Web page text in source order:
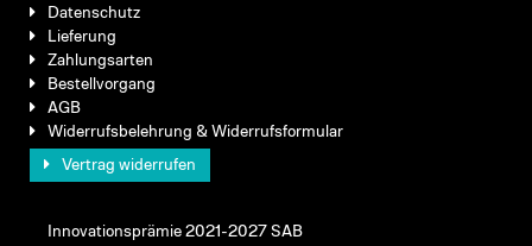
Datenschutz
Lieferung
Zahlungsarten
Bestellvorgang
AGB
Widerrufsbelehrung & Widerrufsformular
Vertrag widerrufen
Innovationsprämie 2021-2027 SAB